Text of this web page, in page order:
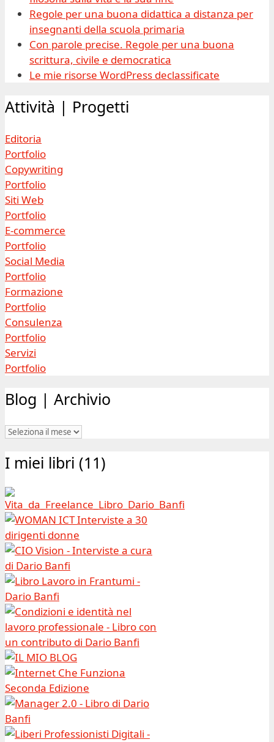
Regole per una buona didattica a distanza per
insegnanti della scuola primaria
Con parole precise. Regole per una buona
scrittura, civile e democratica
Le mie risorse WordPress declassificate
Attività | Progetti
Editoria
Portfolio
Copywriting
Portfolio
Siti Web
Portfolio
E-commerce
Portfolio
Social Media
Portfolio
Formazione
Portfolio
Consulenza
Portfolio
Servizi
Portfolio
Blog | Archivio
Blog
Archivio
I miei libri (11)